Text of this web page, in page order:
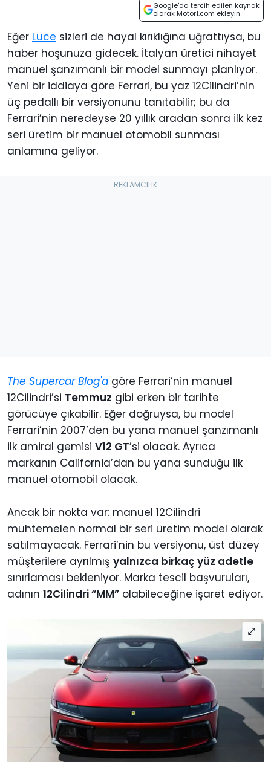
Google'da tercih edilen kaynak
olarak Motor1.com ekleyin
Eğer Luce sizleri de hayal kırıklığına uğrattıysa, bu
haber hoşunuza gidecek. İtalyan üretici nihayet
manuel şanzımanlı bir model sunmayı planlıyor.
Yeni bir iddiaya göre Ferrari, bu yaz 12Cilindri’nin
üç pedallı bir versiyonunu tanıtabilir; bu da
Ferrari’nin neredeyse 20 yıllık aradan sonra ilk kez
seri üretim bir manuel otomobil sunması
anlamına geliyor.
The Supercar Blog'a göre Ferrari’nin manuel
12Cilindri’si Temmuz gibi erken bir tarihte
görücüye çıkabilir. Eğer doğruysa, bu model
Ferrari’nin 2007’den bu yana manuel şanzımanlı
ilk amiral gemisi V12 GT’si olacak. Ayrıca
markanın California’dan bu yana sunduğu ilk
manuel otomobil olacak.
Ancak bir nokta var: manuel 12Cilindri
muhtemelen normal bir seri üretim model olarak
satılmayacak. Ferrari’nin bu versiyonu, üst düzey
müşterilere ayrılmış yalnızca birkaç yüz adetle
sınırlaması bekleniyor. Marka tescil başvuruları,
adının 12Cilindri “MM” olabileceğine işaret ediyor.